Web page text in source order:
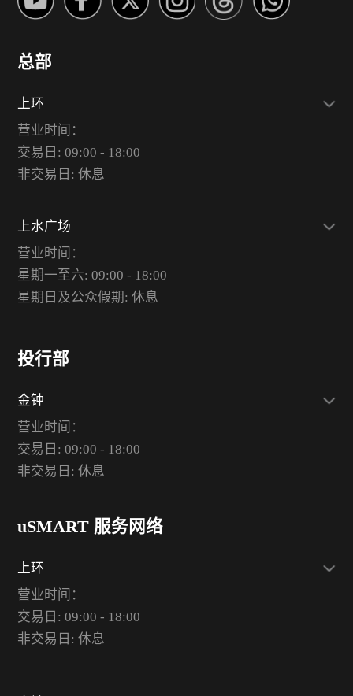
总部
上环
营业时间：
交易日: 09:00 - 18:00
非交易日: 休息
上水广场
营业时间：
星期一至六: 09:00 - 18:00
星期日及公众假期: 休息
投行部
金钟
营业时间：
交易日: 09:00 - 18:00
非交易日: 休息
uSMART 服务网络
上环
营业时间：
交易日: 09:00 - 18:00
非交易日: 休息